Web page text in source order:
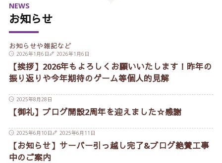
お知らせ
NEWS
お知らせや雑記など
2026年1月6日 2026年1月6日
【挨拶】2026年もよろしくお願いいたします！昨年の
振り返りや今年期待のゲーム等個人的見解
2025年8月28日
【御礼】ブログ開設2周年を迎えました☆感謝
2025年6月10日 2025年6月11日
【お知らせ】サーバー引っ越し完了&ブログ絶賛工事
中のご案内